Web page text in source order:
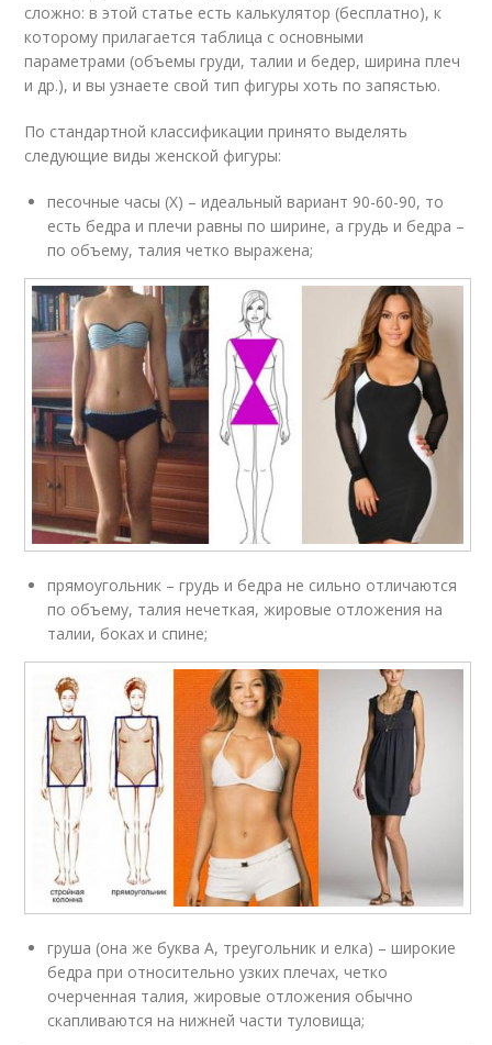
сложно: в этой статье есть калькулятор (бесплатно), к
которому прилагается таблица с основными
параметрами (объемы груди, талии и бедер, ширина плеч
и др.), и вы узнаете свой тип фигуры хоть по запястью.
По стандартной классификации принято выделять
следующие виды женской фигуры:
песочные часы (Х) – идеальный вариант 90-60-90, то
есть бедра и плечи равны по ширине, а грудь и бедра –
по объему, талия четко выражена;
прямоугольник – грудь и бедра не сильно отличаются
по объему, талия нечеткая, жировые отложения на
талии, боках и спине;
груша (она же буква А, треугольник и елка) – широкие
бедра при относительно узких плечах, четко
очерченная талия, жировые отложения обычно
скапливаются на нижней части туловища;